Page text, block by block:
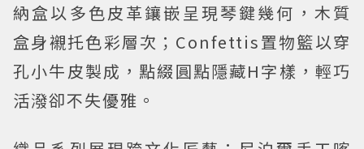
納盒以多色皮革鑲嵌呈現琴鍵幾何，木質
盒身襯托色彩層次；Confettis置物籃以穿
孔小牛皮製成，點綴圓點隱藏H字樣，輕巧
活潑卻不失優雅。